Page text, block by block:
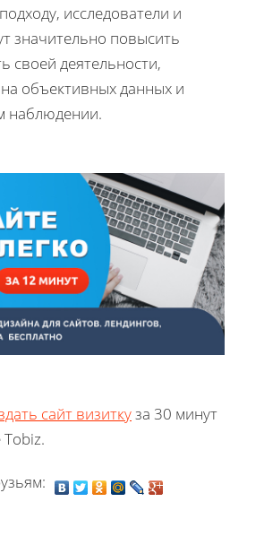
исследователи и
значительно повысить
своей деятельности,
объективных данных и
наблюдении.
сайт визиткуза 30 минут